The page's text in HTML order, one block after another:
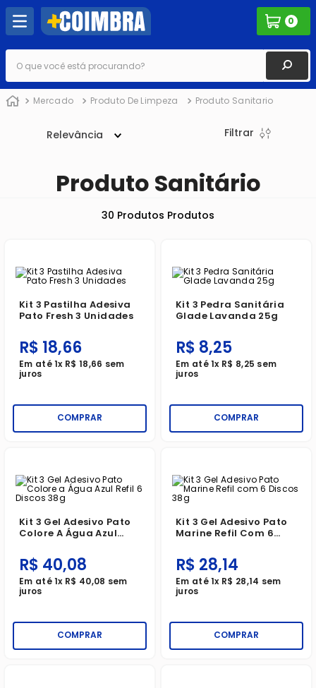
0
O que você está procurando?
Mercado Produto De Limpeza Produto Sanitario
Relevância Filtrar
Produto Sanitário
30 Produtos
Kit 3 Pastilha Adesiva
Pato Fresh 3 Unidades
R$ 18,66
Em até1x R$ 18,66 sem
juros
COMPRAR
Kit 3 Pedra Sanitária
Glade Lavanda 25g
R$ 8,25
Em até1x R$ 8,25 sem
juros
COMPRAR
Kit 3 Gel Adesivo Pato
Colore A Água Azul
R$ 40,08
Em até1x R$ 40,08 sem
juros
COMPRAR
Kit 3 Gel Adesivo Pato
Marine Refil Com 6
R$ 28,14
Em até1x R$ 28,14 sem
juros
COMPRAR